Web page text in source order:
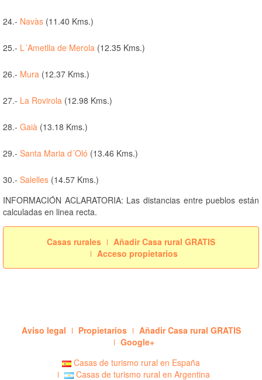
24.- Navàs (11.40 Kms.)
25.- L´Ametlla de Merola (12.35 Kms.)
26.- Mura (12.37 Kms.)
27.- La Rovirola (12.98 Kms.)
28.- Gaià (13.18 Kms.)
29.- Santa Maria d´Oló (13.46 Kms.)
30.- Salelles (14.57 Kms.)
INFORMACIÓN ACLARATORIA: Las distancias entre pueblos están
calculadas en linea recta.
Casas rurales
Añadir Casa rural GRATIS
Acceso propietarios
Aviso legal Propietarios
Añadir Casa rural GRATIS
Google+
Casas de turismo rural en España
Casas de turismo rural en Argentina